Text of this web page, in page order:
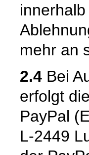
mehr an
2.4 Bei
erfolgt
PayPal
L-2449